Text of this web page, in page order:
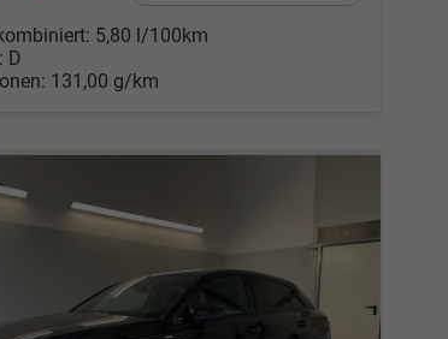
5,80 l/100km
D
131,00 g/km